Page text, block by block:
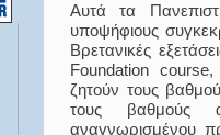
Αυτά τα
υποψήφιους
Βρετανικές
Foundation
ζητούν τους
τους βαθμούς
αναγνωρισμένου